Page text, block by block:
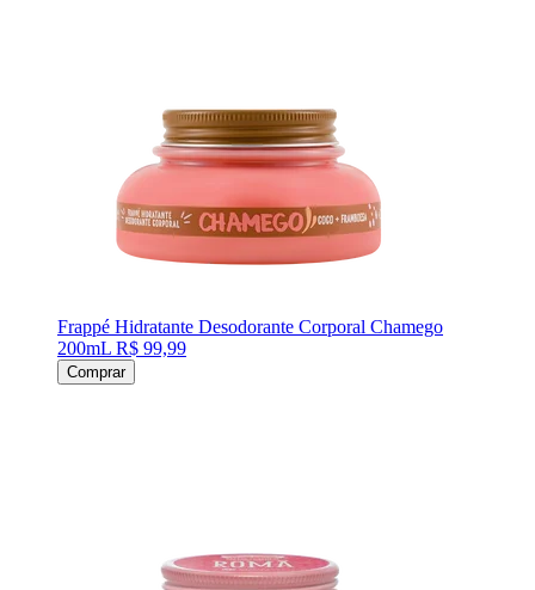
Frappé Hidratante Desodorante Corporal Chamego
200mL R$ 99,99
Comprar